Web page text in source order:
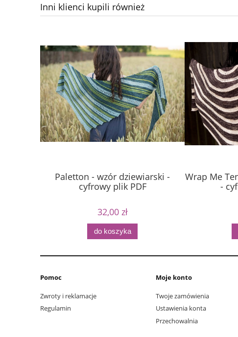
Inni klienci kupili również
Paletton - wzór dziewiarski -
cyfrowy plik PDF
32,00 zł
do koszyka
Wrap Me
-
Pomoc
Zwroty i reklamacje
Regulamin
Moje konto
Twoje zamówienia
Ustawienia konta
Przechowalnia